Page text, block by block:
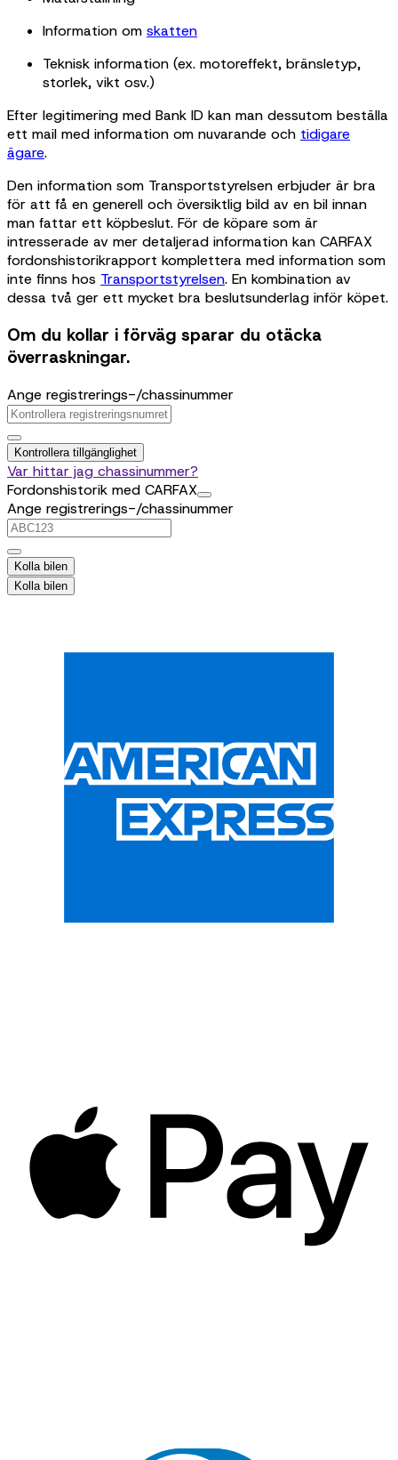
Information om skatten
Teknisk information (ex. motoreffekt, bränsletyp,
storlek, vikt osv.)
Efter legitimering med Bank ID kan man dessutom beställa
ett mail med information om nuvarande och tidigare
ägare.
Den information som Transportstyrelsen erbjuder är bra
för att få en generell och översiktlig bild av en bil innan
man fattar ett köpbeslut. För de köpare som är
intresserade av mer detaljerad information kan CARFAX
fordonshistorikrapport komplettera med information som
inte finns hos Transportstyrelsen. En kombination av
dessa två ger ett mycket bra beslutsunderlag inför köpet.
Om du kollar i förväg sparar du otäcka
överraskningar.
Ange registrerings-/chassinummer
Kontrollera tillgänglighet
Var hittar jag chassinummer?
Fordonshistorik med CARFAX
Ange registrerings-/chassinummer
Kolla bilen
Kolla bilen